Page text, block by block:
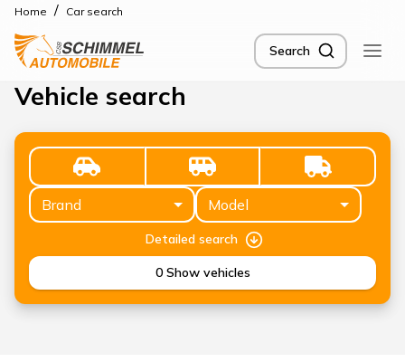
Home / Car search
Search
Vehicle search
Brand Model
Detailed search
0 Show vehicles